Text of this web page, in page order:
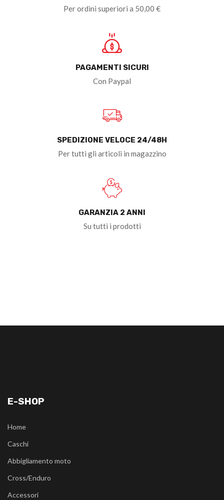
Per ordini superiori a 50,00 €
PAGAMENTI SICURI
Con Paypal
SPEDIZIONE VELOCE 24/48H
Per tutti gli articoli in magazzino
GARANZIA 2 ANNI
Su tutti i prodotti
E-SHOP
Home
Caschi
Abbigliamento moto
Cross/Enduro
Accessori